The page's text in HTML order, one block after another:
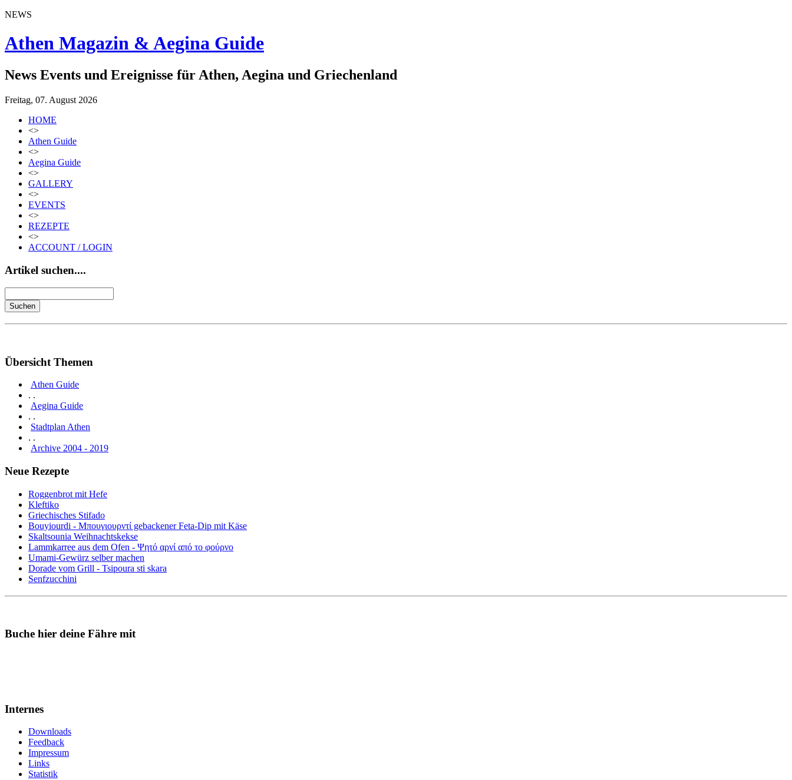
NEWS
Athen Magazin & Aegina Guide
News Events und Ereignisse für Athen, Aegina und Griechenland
Freitag, 07. August 2026
HOME
<>
Athen Guide
<>
Aegina Guide
<>
GALLERY
<>
EVENTS
<>
REZEPTE
<>
ACCOUNT / LOGIN
Artikel suchen....
Übersicht Themen
Athen Guide
. .
Aegina Guide
. .
Stadtplan Athen
. .
Archive 2004 - 2019
Neue Rezepte
Roggenbrot mit Hefe
Kleftiko
Griechisches Stifado
Bouyiourdi - Μπουγιουρντί gebackener Feta-Dip mit Käse
Skaltsounia Weihnachtskekse
Lammkarree aus dem Ofen - Ψητό αρνί από το φούρνο
Umami-Gewürz selber machen
Dorade vom Grill - Tsipoura sti skara
Senfzucchini
Buche hier deine Fähre mit
Internes
Downloads
Feedback
Impressum
Links
Statistik